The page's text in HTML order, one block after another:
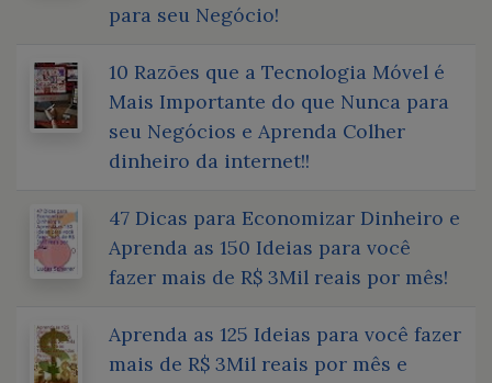
para seu Negócio!
10 Razões que a Tecnologia Móvel é
Mais Importante do que Nunca para
seu Negócios e Aprenda Colher
dinheiro da internet!!
47 Dicas para Economizar Dinheiro e
Aprenda as 150 Ideias para você
fazer mais de R$ 3Mil reais por mês!
Aprenda as 125 Ideias para você fazer
mais de R$ 3Mil reais por mês e